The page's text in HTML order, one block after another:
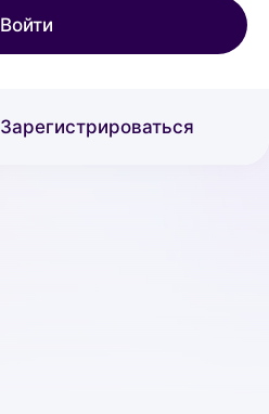
Войти
Зарегистрироваться